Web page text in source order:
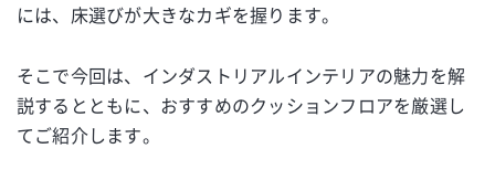
には、床選びが大きなカギを握ります。
そこで今回は、インダストリアルインテリアの魅力を解
説するとともに、おすすめのクッションフロアを厳選し
てご紹介します。